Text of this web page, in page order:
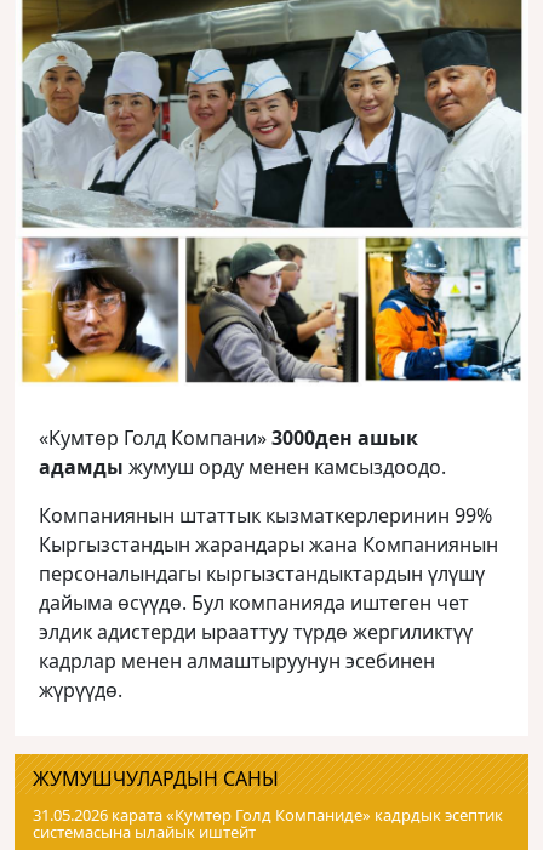
«Кумтөр Голд Компани»3000ден ашык
адамды жумуш орду менен камсыздоодо.
Компаниянын штаттык кызматкерлеринин 99%
Кыргызстандын жарандары жана Компаниянын
персоналындагы кыргызстандыктардын үлүшү
дайыма өсүүдө. Бул компанияда иштеген чет
элдик адистерди ырааттуу түрдө жергиликтүү
кадрлар менен алмаштыруунун эсебинен
жүрүүдө.
ЖУМУШЧУЛАРДЫН САНЫ
31.05.2026 карата «Кумтɵр Голд Компаниде» кадрдык эсептик
системасына ылайык иштейт